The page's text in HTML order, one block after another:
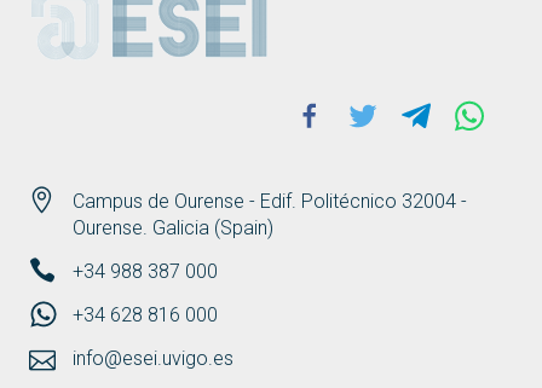
Campus de Ourense - Edif. Politécnico 32004 -
Ourense. Galicia (Spain)
+34 988 387 000
+34 628 816 000
info@esei.uvigo.es
Facebook
Twitter Telegram